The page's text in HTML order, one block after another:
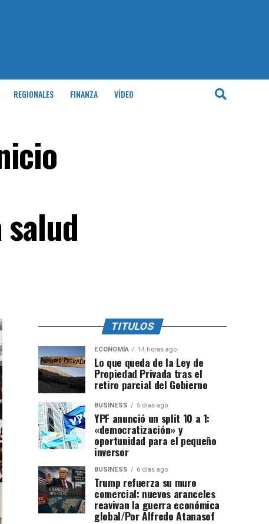
REGIONALES FINANZA VÍDEO
TITULOS
ECONOMÍA 14 horas ago
Lo que queda de la Ley de
Propiedad Privada tras el
retiro parcial del Gobierno
BUSINESS 5 días ago
YPF anunció un split 10 a 1:
«democratización» y
oportunidad para el pequeño
inversor
BUSINESS 6 días ago
Trump refuerza su muro
comercial: nuevos aranceles
reavivan la guerra económica
global/Por Alfredo Atanasof